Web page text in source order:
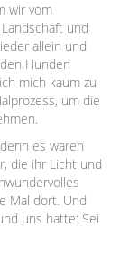
wir vom
und
allein und
Hunden
mich kaum zu
um die
es waren
die ihr Licht und
Mal dort. Und
uns hatte: Sei